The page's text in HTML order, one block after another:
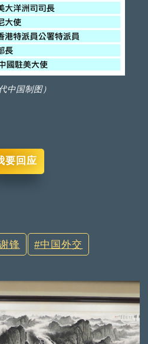
中国制图）
要回应
锋 中国外交